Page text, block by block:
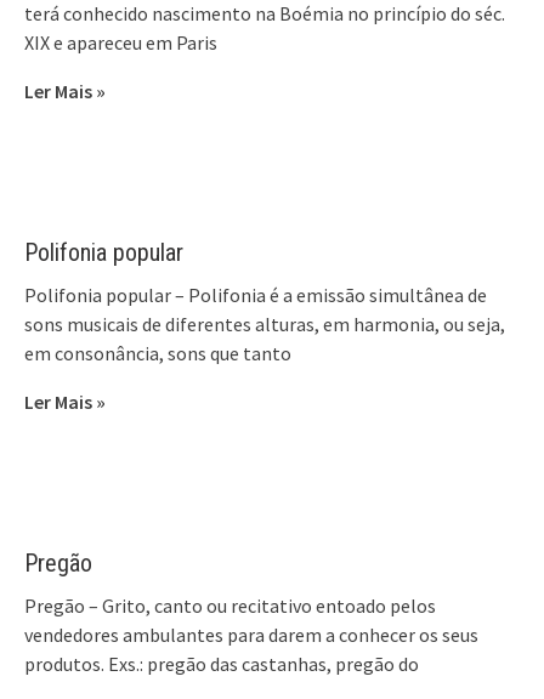
terá conhecido nascimento na Boémia no princípio do séc.
XIX e apareceu em Paris
Ler Mais »
Polifonia popular
Polifonia popular – Polifonia é a emissão simultânea de
sons musicais de diferentes alturas, em harmonia, ou seja,
em consonância, sons que tanto
Ler Mais »
Pregão
Pregão – Grito, canto ou recitativo entoado pelos
vendedores ambulantes para darem a conhecer os seus
produtos. Exs.: pregão das castanhas, pregão do